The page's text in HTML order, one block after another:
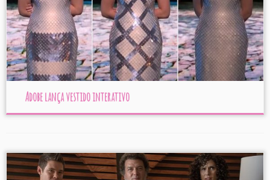
Adobe lança vestido interativo